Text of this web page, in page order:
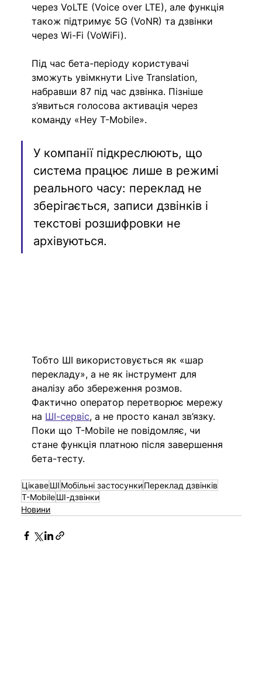
через VoLTE (Voice over LTE), але функція
також підтримує 5G (VoNR) та дзвінки
через Wi-Fi (VoWiFi).
Під час бета-періоду користувачі
зможуть увімкнути Live Translation,
набравши 87 під час дзвінка. Пізніше
з’явиться голосова активація через
команду «Hey T-Mobile».
У компанії підкреслюють, що
система працює лише в режимі
реального часу: переклад не
зберігається, записи дзвінків і
текстові розшифровки не
архівуються.
Тобто ШІ використовується як «шар
перекладу», а не як інструмент для
аналізу або збереження розмов.
Фактично оператор перетворює мережу
на ШІ-сервіс, а не просто канал зв’язку.
Поки що T-Mobile не повідомляє, чи
стане функція платною після завершення
бета-тесту.
ЦікавеШІ Мобільні застосункиПереклад дзвінків
T-MobileШІ-дзвінки
Новини